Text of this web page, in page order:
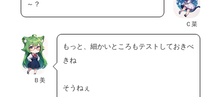
Ｃ菜
～？
Ｂ美
もっと、細かいところもテストしておきべ
きね
そうねぇ